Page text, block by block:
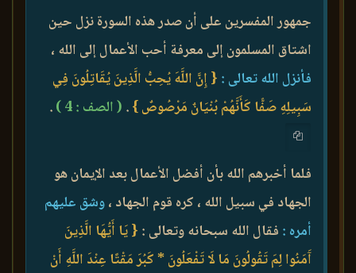
جمهور المفسرين على أن صدر هذه السورة نزل حين
اشتاق المسلمون إلى معرفة أحب الأعمال إلى الله ،
فأنزل الله تعالى : { إِنَّ اللَّهَ يُحِبُّ الَّذِينَ يُقَاتِلُونَ فِي
سَبِيلِهِ صَفًّا كَأَنَّهُمْ بُنْيَانٌ مَرْصُوصٌ }. ( الصف : 4 ) .
فلما أخبرهم الله بأن أفضل الأعمال بعد الإيمان هو
الجهاد في سبيل الله ، كره قوم الجهاد ،وشق عليهم
أمره : فقال الله سبحانه وتعالى : { يَا أَيُّهَا الَّذِينَ
آَمَنُوا لِمَ تَقُولُونَ مَا لَا تَفْعَلُونَ * كَبُرَ مَقْتًا عِنْدَ اللَّهِ أَنْ